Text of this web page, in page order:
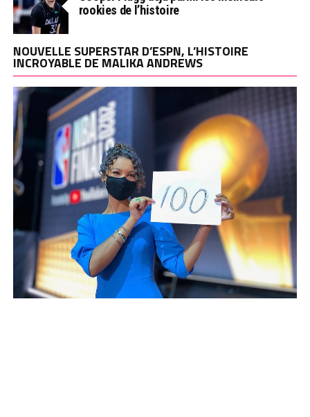
rookies de l’histoire
NOUVELLE SUPERSTAR D’ESPN, L’HISTOIRE
INCROYABLE DE MALIKA ANDREWS